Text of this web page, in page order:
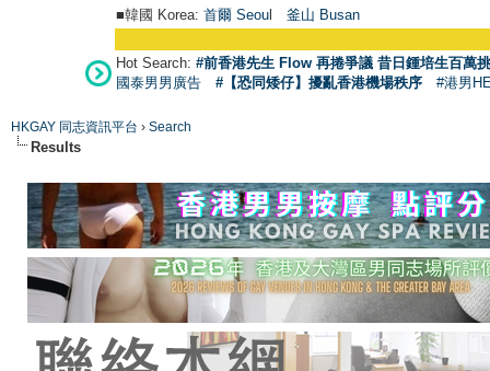
■韓國 Korea: 首爾 Seoul 釜山 Busan
Hot Search: #前香港先生 Flow 再捲爭議 昔日鍾培生百萬
國泰男男廣告
#【恐同矮仔】擾亂香港機場秩序 #港男
HKGAY 同志資訊平台 › Search
Results